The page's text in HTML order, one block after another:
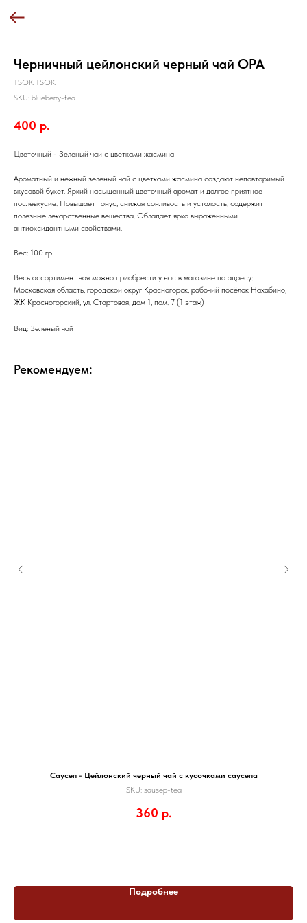
Черничный цейлонский черный чай OPA
TSOK TSOK
SKU: blueberry-tea
400 р.
Цветочный - Зеленый чай с цветками жасмина
Ароматный и нежный зеленый чай с цветками жасмина создают неповторимый
вкусовой букет. Яркий насыщенный цветочный аромат и долгое приятное
послевкусие. Повышает тонус, снижая сонливость и усталость, содержит
полезные лекарственные вещества. Обладает ярко выраженными
антиоксидантными свойствами.
Вес: 100 гр.
Весь ассортимент чая можно приобрести у нас в магазине по адресу:
Московская область, городской округ Красногорск, рабочий посёлок Нахабино,
ЖК Красногорский, ул. Стартовая, дом 1, пом. 7 (1 этаж)
Вид: Зеленый чай
Рекомендуем:
Саусеп - Цейлонский черный чай с кусочками саусепа
SKU: sausep-tea
360 р.
Подробнее